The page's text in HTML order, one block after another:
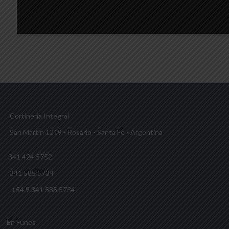
Cortinería Integral
San Martín 1219 - Rosario - Santa Fe - Argentina
341 424 5752
341 585 5734
+54 9 341 585 5734
En Funes